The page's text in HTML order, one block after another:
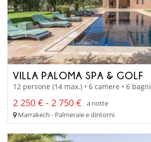
VILLA PALOMA SPA & GOLF
12 persone (14 max.) • 6 camere • 6 bagni
2 250 € - 2 750 €
a notte
Marrakech - Palmeraie e dintorni